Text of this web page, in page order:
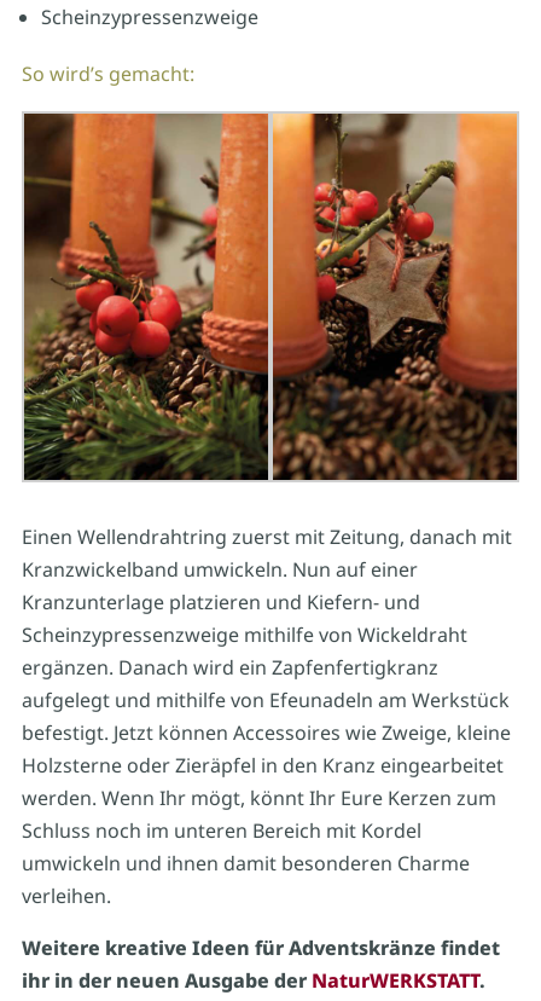
Scheinzypressenzweige
So wird’s gemacht:
Einen Wellendrahtring zuerst mit Zeitung, danach mit
Kranzwickelband umwickeln. Nun auf einer
Kranzunterlage platzieren und Kiefern- und
Scheinzypressenzweige mithilfe von Wickeldraht
ergänzen. Danach wird ein Zapfenfertigkranz
aufgelegt und mithilfe von Efeunadeln am Werkstück
befestigt. Jetzt können Accessoires wie Zweige, kleine
Holzsterne oder Zieräpfel in den Kranz eingearbeitet
werden. Wenn Ihr mögt, könnt Ihr Eure Kerzen zum
Schluss noch im unteren Bereich mit Kordel
umwickeln und ihnen damit besonderen Charme
verleihen.
Weitere kreative Ideen für Adventskränze findet
ihr in der neuen Ausgabe der NaturWERKSTATT.